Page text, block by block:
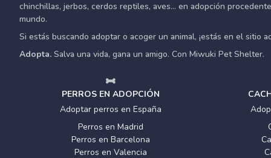
chinchillas, jerbos, cerdos reptiles, aves... en adopción
mundo.
Si estás buscando adoptar o acoger un animal, ¡estás en el sitio
Adopta. Salva una vida, gana un amigo. Con Miwuki Pet Shelter.
PERROS EN ADOPCIÓN
Adoptar perros en España
Perros en Madrid
Perros en Barcelona
Perros en Valencia